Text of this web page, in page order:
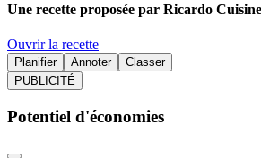
Une recette proposée par Ricardo Cuisine
Ouvrir la recette
Planifier Annoter
Classer
PUBLICITÉ
Potentiel d'économies